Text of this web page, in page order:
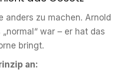
anders zu machen. Arnold
war – er hat das
bringt.
an: